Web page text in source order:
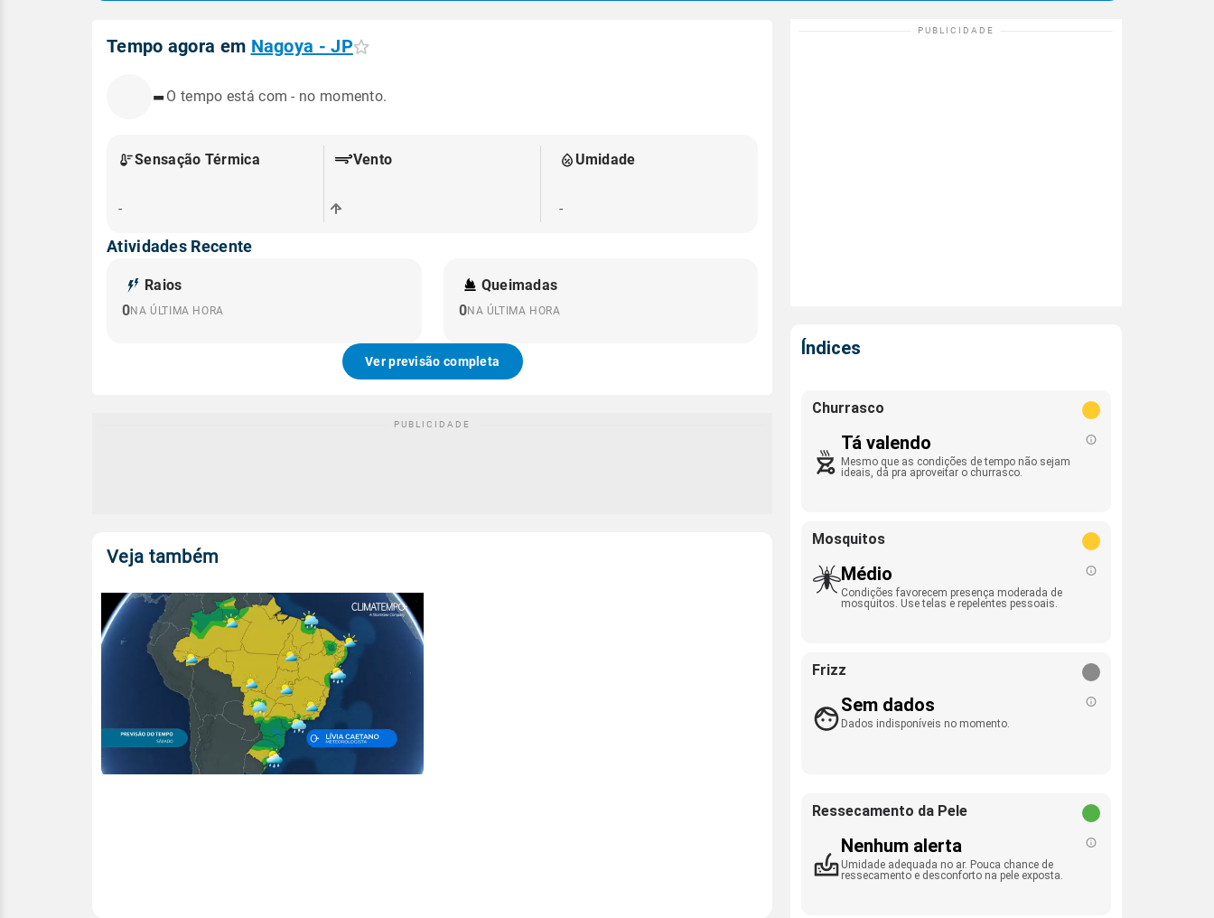
Tempo agora em Nagoya - JP
-O tempo está com - no momento.
Sensação Térmica
-
Vento
-
Umidade
-
Atividades Recente
Raios
0NA ÚLTIMA HORA
Queimadas
0NA ÚLTIMA HORA
Ver previsão completa
Veja também
Índices
Churrasco
Tá valendo
Mesmo que as condições de tempo não sejam
ideais, dá pra aproveitar o churrasco.
Mosquitos
Médio
Condições favorecem presença moderada de
mosquitos. Use telas e repelentes pessoais.
Frizz
Sem dados
Dados indisponíveis no momento.
Ressecamento da Pele
Nenhum alerta
Umidade adequada no ar. Pouca chance de
ressecamento e desconforto na pele exposta.